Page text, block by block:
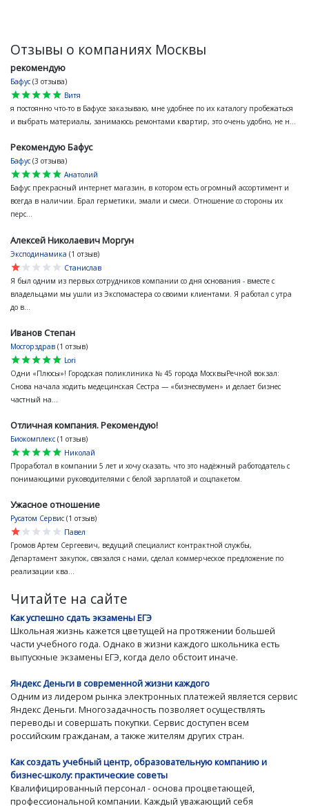
Отзывы о компаниях Москвы
рекомендую
Бафус (3 отзыва)
star
star
star
star
star
Витя
я постоянно что-то в Бафусе заказываю, мне удобнее по их каталогу пробежаться
и выбрать материалы, занимаюсь ремонтами квартир, это очень удобно, не н...
Рекомендую Бафус
Бафус (3 отзыва)
star
star
star
star
star
Анатолий
Бафус прекрасный интернет магазин, в котором есть огромный ассортимент и
всегда в наличии. Брал герметики, эмали и смеси. Отношение со стороны их
перс...
Алексей Николаевич Моргун
Эксподинамика (1 отзыв)
star
star
star
star
star
Станислав
Я был одним из первых сотрудников компании со дня основания - вместе с
владельцами мы ушли из Экспомастера со своими клиентами. Я работал с утра
до в...
Иванов Степан
Мосгорздрав (1 отзыв)
star
star
star
star
star
Lori
Одни «Плюсы»! Городская поликлиника № 45 города МосквыРечной вокзал:
Снова начала ходить медецинская Сестра — «бизнесвумен» и делает бизнес
частный на...
Отличная компания. Рекомендую!
Биокомплекс (1 отзыв)
star
star
star
star
star
Николай
Проработал в компании 5 лет и хочу сказать, что это надёжный работодатель с
понимающими руководителями с белой зарплатой и соцпакетом.
Ужасное отношение
Русатом Сервис (1 отзыв)
star
star
star
star
star
Павел
Громов Артем Сергеевич, ведущий специалист контрактной службы,
Департамент закупок, связался с нами, сделал коммерческое предложение по
реализации ква...
Читайте на сайте
Как успешно сдать экзамены ЕГЭ
Школьная жизнь кажется цветущей на протяжении большей
части учебного года. Однако в жизни каждого школьника есть
выпускные экзамены ЕГЭ, когда дело обстоит иначе.
Яндекс Деньги в современной жизни каждого
Одним из лидером рынка электронных платежей является сервис
Яндекс Деньги. Многозадачность позволяет осуществлять
переводы и совершать покупки. Сервис доступен всем
российским гражданам, а также жителям других стран.
Как создать учебный центр, образовательную компанию и
бизнес-школу: практические советы
Квалифицированный персонал - основа процветающей,
профессиональной компании. Каждый уважающий себя